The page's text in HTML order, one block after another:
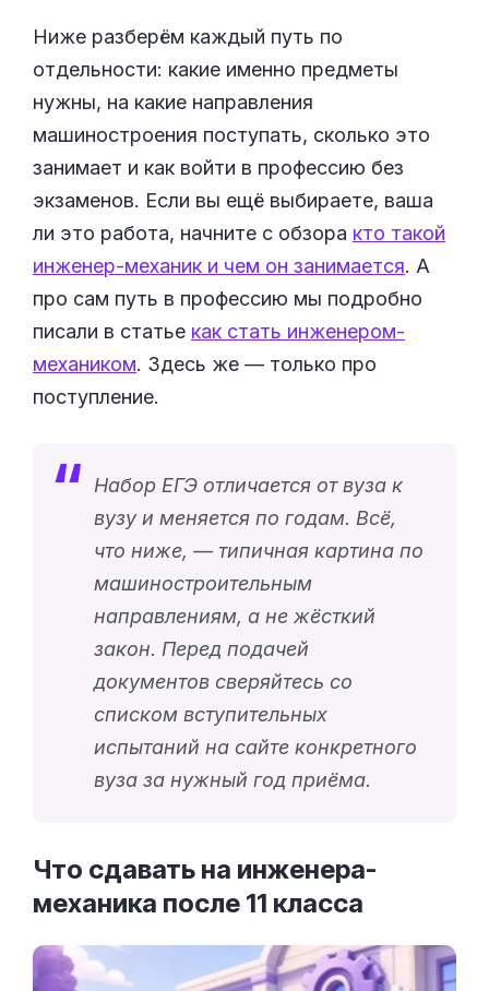
Ниже разберём каждый путь по
отдельности: какие именно предметы
нужны, на какие направления
машиностроения поступать, сколько это
занимает и как войти в профессию без
экзаменов. Если вы ещё выбираете, ваша
ли это работа, начните с обзора кто такой
инженер-механик и чем он занимается. А
про сам путь в профессию мы подробно
писали в статье как стать инженером-
механиком. Здесь же — только про
поступление.
Набор ЕГЭ отличается от вуза к
вузу и меняется по годам. Всё,
что ниже, — типичная картина по
машиностроительным
направлениям, а не жёсткий
закон. Перед подачей
документов сверяйтесь со
списком вступительных
испытаний на сайте конкретного
вуза за нужный год приёма.
Что сдавать на инженера-
механика после 11 класса